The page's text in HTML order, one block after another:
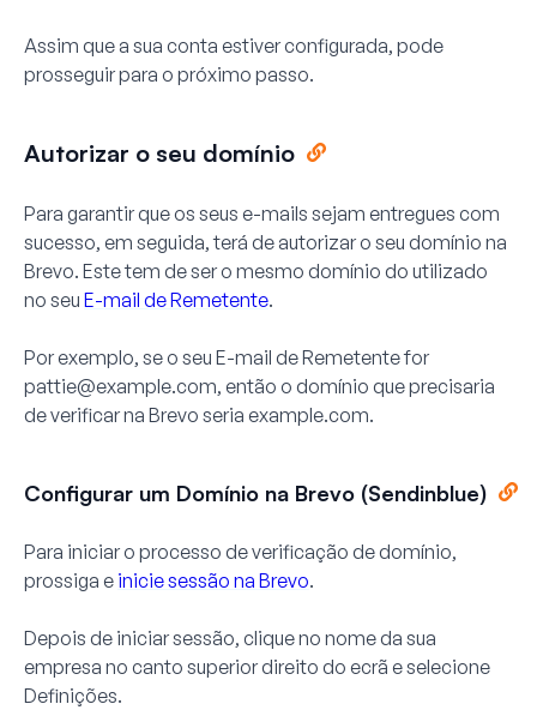
Assim que a sua conta estiver configurada, pode
prosseguir para o próximo passo.
Autorizar o seu domínio
Para garantir que os seus e-mails sejam entregues com
sucesso, em seguida, terá de autorizar o seu domínio na
Brevo. Este tem de ser o mesmo domínio do utilizado
no seu E-mail de Remetente.
Por exemplo, se o seu E-mail de Remetentefor
pattie@example.com, então o domínio que precisaria
de verificar na Brevo seria example.com.
Configurar um Domínio na Brevo (Sendinblue)
Para iniciar o processo de verificação de domínio,
prossiga e inicie sessão na Brevo.
Depois de iniciar sessão, clique no nome da sua
empresa no canto superior direito do ecrã e selecione
Definições.